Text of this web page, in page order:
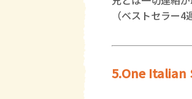
（ベストセラー4
5.One Italian